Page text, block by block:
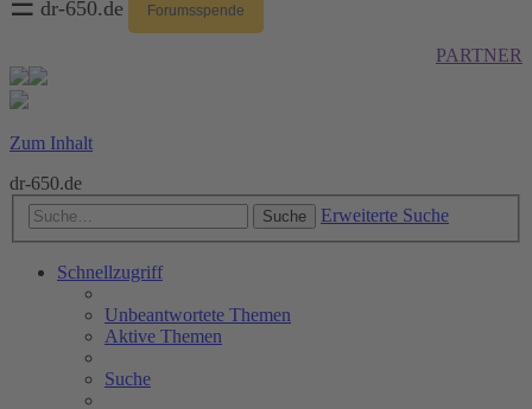
dr-650.de Forumsspende
PARTNER
Zum Inhalt
dr-650.de
Suche Erweiterte Suche
Schnellzugriff
Unbeantwortete Themen
Aktive Themen
Suche